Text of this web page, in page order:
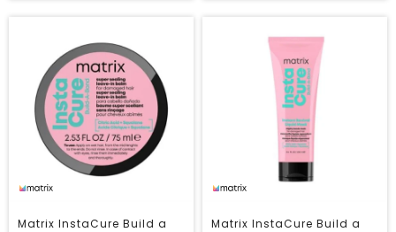
Matrix InstaCure Build a
Matrix InstaCure Build a